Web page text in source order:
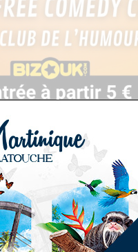
fête ses 10 ans
2025, 2e édition,